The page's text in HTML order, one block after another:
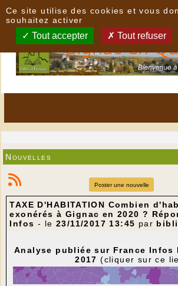
Nouvelles
Poster une nouvelle
TAXE D'HABITATION Combien
exonérés à Gignac en 2020 ?
Infos - le 23/11/2017 13:45 par
Analyse publiée sur France Infos
2017 (cliquer sur ce
Ce site utilise des cookies et vous
souhaitez activer
Tout accepter Tout refuser